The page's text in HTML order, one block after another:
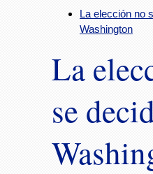
La elección no
Washington
La
se